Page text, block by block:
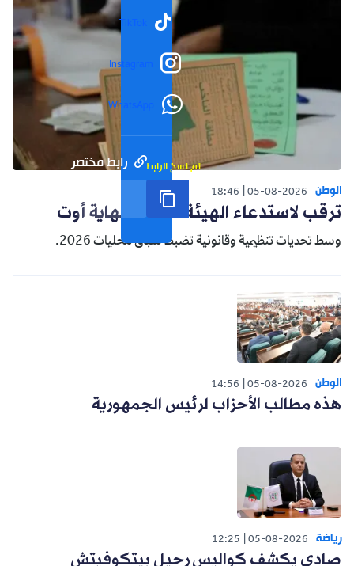
TikTok
Instagram
WhatsApp
رابط مختصر تم نسخ الرابط
الوطن 05-08-2026
18:46
ترقب لاستدعاء الهيئة الناخبة نهاية أوت
وسط تحديات تنظيمية وقانونية تضبط سباق محليات 2026.
الوطن 05-08-2026
14:56
هذه مطالب الأحزاب لرئيس الجمهورية
رياضة 05-08-2026
12:25
صادي يكشف كواليس رحيل بيتكوفيتش